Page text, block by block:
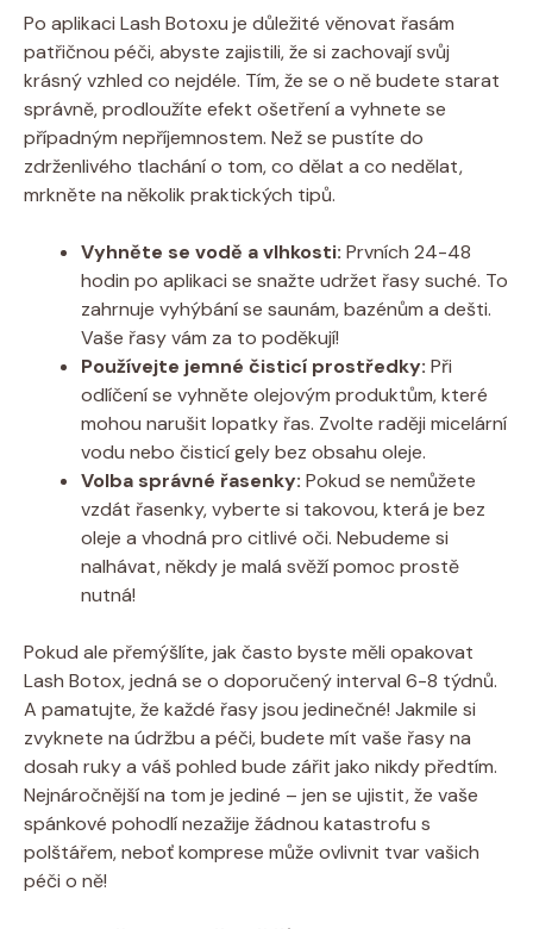
Po aplikaci Lash Botoxu je důležité věnovat řasám
patřičnou péči, abyste zajistili, že si zachovají svůj
krásný vzhled co nejdéle. Tím, že se o ně budete starat
správně, prodloužíte efekt ošetření a vyhnete se
případným nepříjemnostem. Než se pustíte do
zdrženlivého tlachání o tom, co dělat a co nedělat,
mrkněte na několik praktických tipů.
Vyhněte se vodě a vlhkosti: Prvních 24-48
hodin po aplikaci se snažte udržet řasy suché. To
zahrnuje vyhýbání se saunám, bazénům a dešti.
Vaše řasy vám za to poděkují!
Používejte jemné čisticí prostředky: Při
odlíčení se vyhněte olejovým produktům, které
mohou narušit lopatky řas. Zvolte raději micelární
vodu nebo čisticí gely bez obsahu oleje.
Volba správné řasenky: Pokud se nemůžete
vzdát řasenky, vyberte si takovou, která je bez
oleje a vhodná pro citlivé oči. Nebudeme si
nalhávat, někdy je malá svěží pomoc prostě
nutná!
Pokud ale přemýšlíte, jak často byste měli opakovat
Lash Botox, jedná se o doporučený interval 6-8 týdnů.
A pamatujte, že každé řasy jsou jedinečné! Jakmile si
zvyknete na údržbu a péči, budete mít vaše řasy na
dosah ruky a váš pohled bude zářit jako nikdy předtím.
Nejnáročnější na tom je jediné – jen se ujistit, že vaše
spánkové pohodlí nezažije žádnou katastrofu s
polštářem, neboť komprese může ovlivnit tvar vašich
péči o ně!